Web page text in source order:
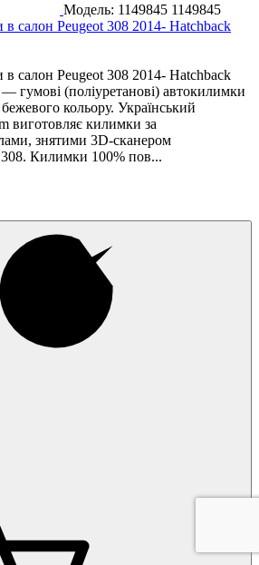
Модель: 1149845 1149845
салон Peugeot 308 2014- Hatchback
салон Peugeot 308 2014- Hatchback
гумові (поліуретанові) автокилимки
кольору. Український
виготовляє килимки за
знятими 3D-сканером
Килимки 100% пов...